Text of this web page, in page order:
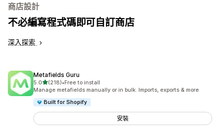
商店設計
不必編寫程式碼即可自訂商店
深入探索
Metafields Guru
5.0滿分 5 顆星
(218)
共有 218 則評價
•Free to install
Manage metafields manually or in bulk. Imports, exports & more
Built for Shopify
安裝